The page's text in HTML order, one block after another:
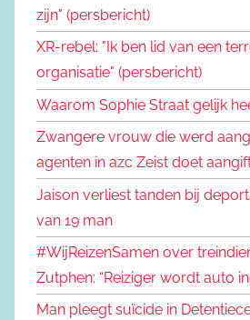
zijn" (persbericht)
XR-rebel: "Ik ben lid van een
organisatie" (persbericht)
Waarom Sophie Straat gelijk
Zwangere vrouw die werd
agenten in azc Zeist doet
Jaison verliest tanden bij
van 19 man
#WijReizenSamen over
Zutphen: “Reiziger wordt auto
Man pleegt suïcide in